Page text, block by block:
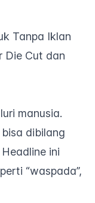
Tanpa Iklan
Die Cut dan
manusia.
bisa dibilang
Headline ini
“waspada”,